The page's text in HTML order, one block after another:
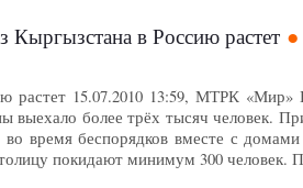
в Россию растет
растет 15.07.2010 13:59, МТРК
выехало более трёх тысяч человек.
время беспорядков вместе с
покидают минимум 300 человек.